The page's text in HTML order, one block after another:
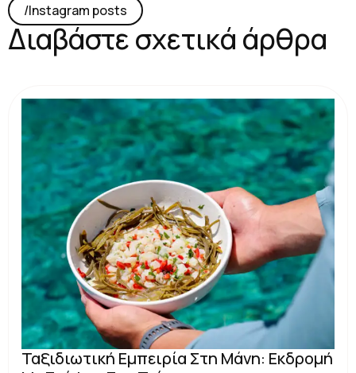
/lnstagram posts
Διαβάστε σχετικά άρθρα
Ταξιδιωτική Εμπειρία Στη Μάνη: Εκδρομή